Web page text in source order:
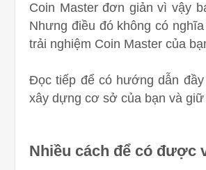
Coin Master đơn giản vì vậy
Nhưng điều đó không có
trải nghiệm Coin Master của
Đọc tiếp để có hướng dẫn
xây dựng cơ sở của bạn và
Nhiều cách để có được